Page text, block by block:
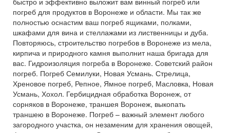
погреб для продуктов в Воронеже и области. Мы так же
полностью оснастим ваш погреб ящиками, полками,
шкафами для вина и стеллажами из лиственницы и дуба.
Повторяюсь, строительство погребов в Воронеже из мела,
кирпича и природного камня выполнит наша бригада для
вас. Гидроизоляция погреба в Воронеже. Советский район
погреб. Погреб Семилуки, Новая Усмань. Стрелица,
Хреновое погреб, Репное, Ямное погреб, Масловка, Новая
Усмань, Хохол. Гербицидная обработка Воронеж, от
сорняков в Воронеже, траншея Воронеж, выкопать
траншею в Воронеже. Погреб – важный элемент любого
загородного участка, он незаменим для хранения овощей,